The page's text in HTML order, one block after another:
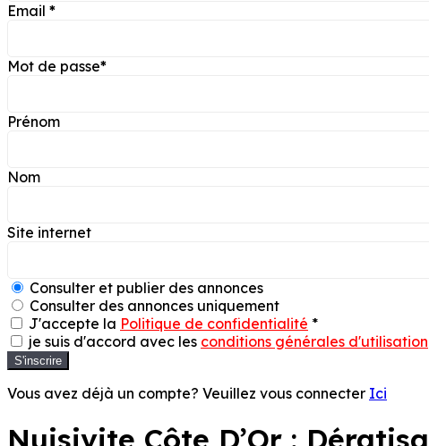
Email *
Mot de passe*
Prénom
Nom
Site internet
Consulter et publier des annonces
Consulter des annonces uniquement
J'accepte la Politique de confidentialité *
je suis d'accord avec les conditions générales d'utilisation
S'inscrire
Vous avez déjà un compte? Veuillez vous connecter Ici